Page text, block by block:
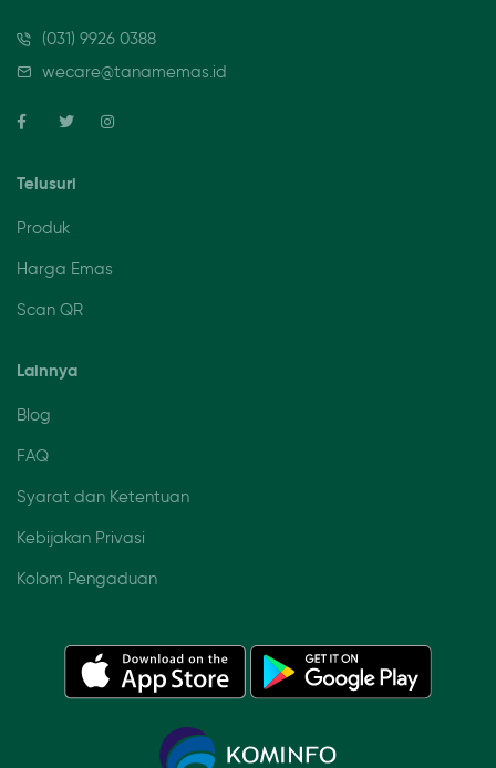
(031) 9926 0388
wecare@tanamemas.id
Telusuri
Produk
Harga Emas
Scan QR
Lainnya
Blog
FAQ
Syarat dan Ketentuan
Kebijakan Privasi
Kolom Pengaduan